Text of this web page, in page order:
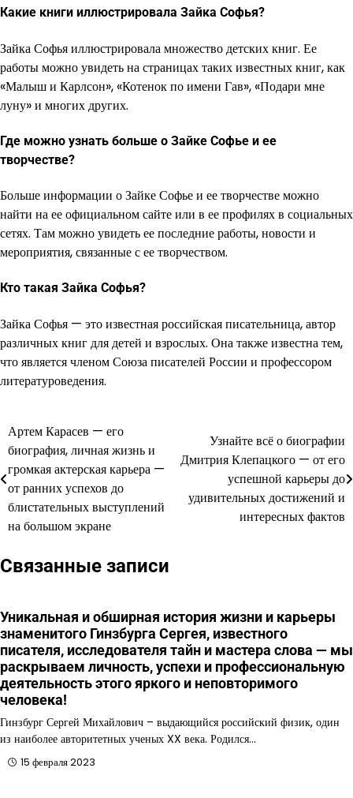
Какие книги иллюстрировала Зайка Софья?
Зайка Софья иллюстрировала множество детских книг. Ее
работы можно увидеть на страницах таких известных книг, как
«Малыш и Карлсон», «Котенок по имени Гав», «Подари мне
луну» и многих других.
Где можно узнать больше о Зайке Софье и ее
творчестве?
Больше информации о Зайке Софье и ее творчестве можно
найти на ее официальном сайте или в ее профилях в социальных
сетях. Там можно увидеть ее последние работы, новости и
мероприятия, связанные с ее творчеством.
Кто такая Зайка Софья?
Зайка Софья — это известная российская писательница, автор
различных книг для детей и взрослых. Она также известна тем,
что является членом Союза писателей России и профессором
литературоведения.
Навигация
по
записям
Артем Карасев — его
биография, личная жизнь и
громкая актерская карьера —
от ранних успехов до
блистательных выступлений
на большом экране
Узнайте всё о биографии
Дмитрия Клепацкого — от его
успешной карьеры до
удивительных достижений и
интересных фактов
Связанные записи
Уникальная и обширная история жизни и карьеры
знаменитого Гинзбурга Сергея, известного
писателя, исследователя тайн и мастера слова — мы
раскрываем личность, успехи и профессиональную
деятельность этого яркого и неповторимого
человека!
Гинзбург Сергей Михайлович – выдающийся российский физик, один
из наиболее авторитетных ученых XX века. Родился…
15 февраля 2023